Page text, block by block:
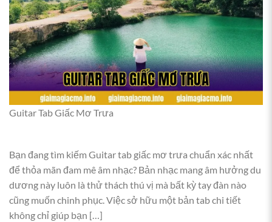
Guitar Tab Giấc Mơ Trưa
Bạn đang tìm kiếm Guitar tab giấc mơ trưa chuẩn xác nhất
để thỏa mãn đam mê âm nhạc? Bản nhạc mang âm hưởng du
dương này luôn là thử thách thú vị mà bất kỳ tay đàn nào
cũng muốn chinh phục. Việc sở hữu một bản tab chi tiết
không chỉ giúp bạn […]